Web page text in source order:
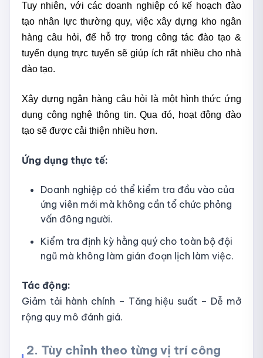
Tuy nhiên, với các doanh nghiệp có kế hoạch đào
tạo nhân lực thường quy, việc xây dựng kho ngân
hàng câu hỏi, để hỗ trợ trong công tác đào tạo &
tuyển dụng trực tuyến sẽ giúp ích rất nhiều cho nhà
đào tạo.
Xây dựng ngân hàng câu hỏi là một hình thức ứng
dụng công nghệ thông tin. Qua đó, hoạt động đào
tạo sẽ được cải thiện nhiều hơn.
Ứng dụng thực tế:
Doanh nghiệp có thể kiểm tra đầu vào của
ứng viên mới mà không cần tổ chức phỏng
vấn đông người.
Kiểm tra định kỳ hằng quý cho toàn bộ đội
ngũ mà không làm gián đoạn lịch làm việc.
Tác động:
Giảm tải hành chính – Tăng hiệu suất – Dễ mở
rộng quy mô đánh giá.
2. Tùy chỉnh theo từng vị trí công